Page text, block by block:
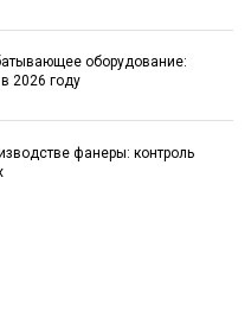
оборудование:
2026 году
фанеры: контроль